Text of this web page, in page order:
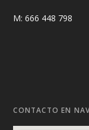
M: 666 448 798
CONTACTO EN